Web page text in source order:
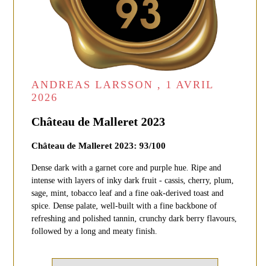
ANDREAS LARSSON , 1 AVRIL
2026
Château de Malleret 2023
Château de Malleret 2023: 93/100
Dense dark with a garnet core and purple hue. Ripe and
intense with layers of inky dark fruit - cassis, cherry, plum,
sage, mint, tobacco leaf and a fine oak-derived toast and
spice. Dense palate, well-built with a fine backbone of
refreshing and polished tannin, crunchy dark berry flavours,
followed by a long and meaty finish.